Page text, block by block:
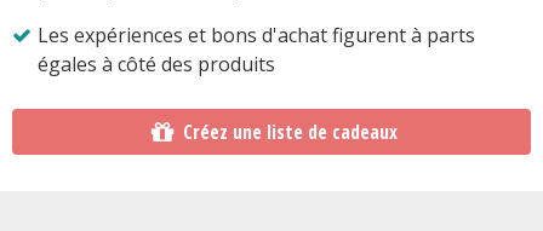
Les expériences et bons d'achat figurent à parts
égales à côté des produits
Créez une liste de cadeaux